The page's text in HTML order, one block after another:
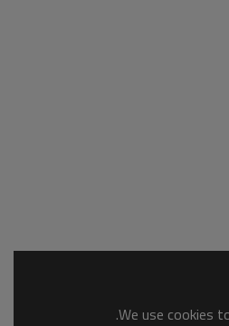
We use cookies